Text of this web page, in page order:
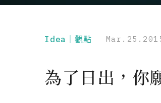
Idea｜觀點
為了日出，你